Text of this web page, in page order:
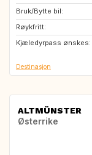
Bruk/Bytte bil:
Røykfritt:
Kjæledyrpass ønskes:
GB
FR
HU
Destinasjon
ALTMÜNSTER
Østerrike